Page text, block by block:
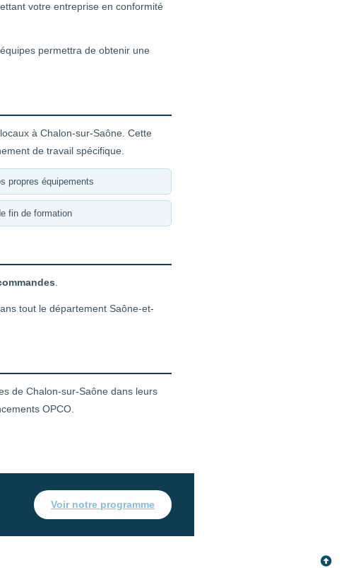
votre entreprise en conformité
permettra de obtenir une
à Chalon-sur-Saône. Cette
de travail spécifique.
propres équipements
fin de formation
tout le département Saône-et-
de Chalon-sur-Saône dans leurs
OPCO.
Voir notre programme